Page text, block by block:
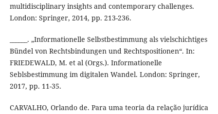
multidisciplinary insights and contemporary challenges.
London: Springer, 2014, pp. 213-236.
______. „Informationelle Selbstbestimmung als vielschichtiges
Bündel von Rechtsbindungen und Rechtspositionen“. In:
FRIEDEWALD, M. et al (Orgs.). Informationelle
Seblsbestimmung im digitalen Wandel. London: Springer,
2017, pp. 11-35.
CARVALHO, Orlando de. Para uma teoria da relação jurídica